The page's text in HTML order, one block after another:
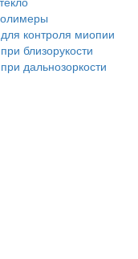
контроля миопии
близорукости
дальнозоркости